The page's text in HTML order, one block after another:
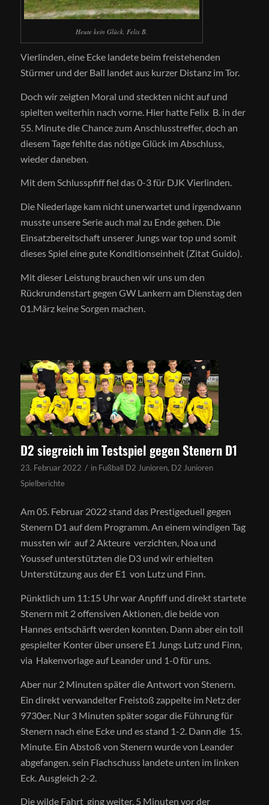
Heute kein Glück, Felix B.
Vierlinden, eine Ecke landete beim freistehenden
Stürmer und der Ball landet aus kurzer Distanz im Tor.
Doch wir zeigten Moral und steckten nicht auf und
spielten weiterhin nach vorne. Hier hatte Felix B. in der
55. Minute die Chance zum Anschlusstreffer, doch an
diesem Tage fehlte das nötige Glück im Abschluss,
wieder daneben.
Mit dem Schlusspfiff fiel das 0-3 für DJK Vierlinden.
Die Niederlage kam nicht unerwartet und irgendwann
musste unsere Serie auch mal zu Ende gehen. Die
Einsatzbereitschaft unserer Jungs war top und somit
dieses Spiel eine gute Konditionseinheit (Zitat Guido).
Mit dieser Leistung brauchen wir uns um den
Rückrundenstart gegen GW Lankern am Dienstag den
01.März keine Sorgen machen.
D2 siegreich im Testspiel gegen Stenern D1
23. Februar 2022 / in Fußball D2 Junioren, D2 Junioren
Spielberichte
Am 05. Februar 2022 stand das Prestigeduell gegen
Stenern D1 auf dem Programm. An einem windigen Tag
mussten wir auf 2 Akteure verzichten, Noa und
Youssef unterstützten die D3 und wir erhielten
Unterstützung aus der E1 von Lutz und Finn.
Pünktlich um 11:15 Uhr war Anpfiff und direkt startete
Stenern mit 2 offensiven Aktionen, die beide von
Hannes entschärft werden konnten. Dann aber ein toll
gespielter Konter über unsere E1 Jungs Lutz und Finn,
via Hakenvorlage auf Leander und 1-0 für uns.
Aber nur 2 Minuten später die Antwort von Stenern.
Ein direkt verwandelter Freistoß zappelte im Netz der
9730er. Nur 3 Minuten später sogar die Führung für
Stenern nach eine Ecke und es stand 1-2. Dann die 15.
Minute. Ein Abstoß von Stenern wurde von Leander
abgefangen. sein Flachschuss landete unten im linken
Eck. Ausgleich 2-2.
Die wilde Fahrt ging weiter, 5 Minuten vor der